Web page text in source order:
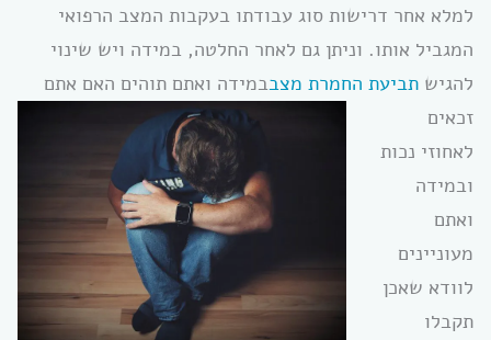
למלא אחר דרישות סוג עבודתו בעקבות המצב הרפואי
המגביל אותו. וניתן גם לאחר החלטה, במידה ויש שינוי
להגיש תביעת החמרת מצבבמידה ואתם תוהים האם אתם
זכאים
לאחוזי נכות
ובמידה
ואתם
מעוניינים
לוודא שאכן
תקבלו